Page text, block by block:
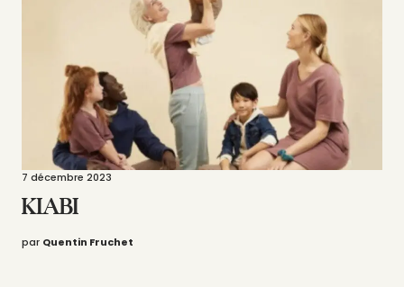
7 décembre 2023
KIABI
par Quentin Fruchet